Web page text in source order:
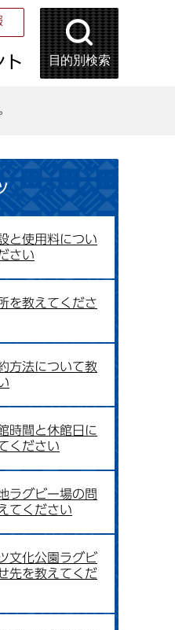
ト 目的別検索
と使用料につい
さい
を教えてくださ
方法について教
時間と休館日に
ください
ラグビー場の問
てください
文化公園ラグビ
先を教えてくだ